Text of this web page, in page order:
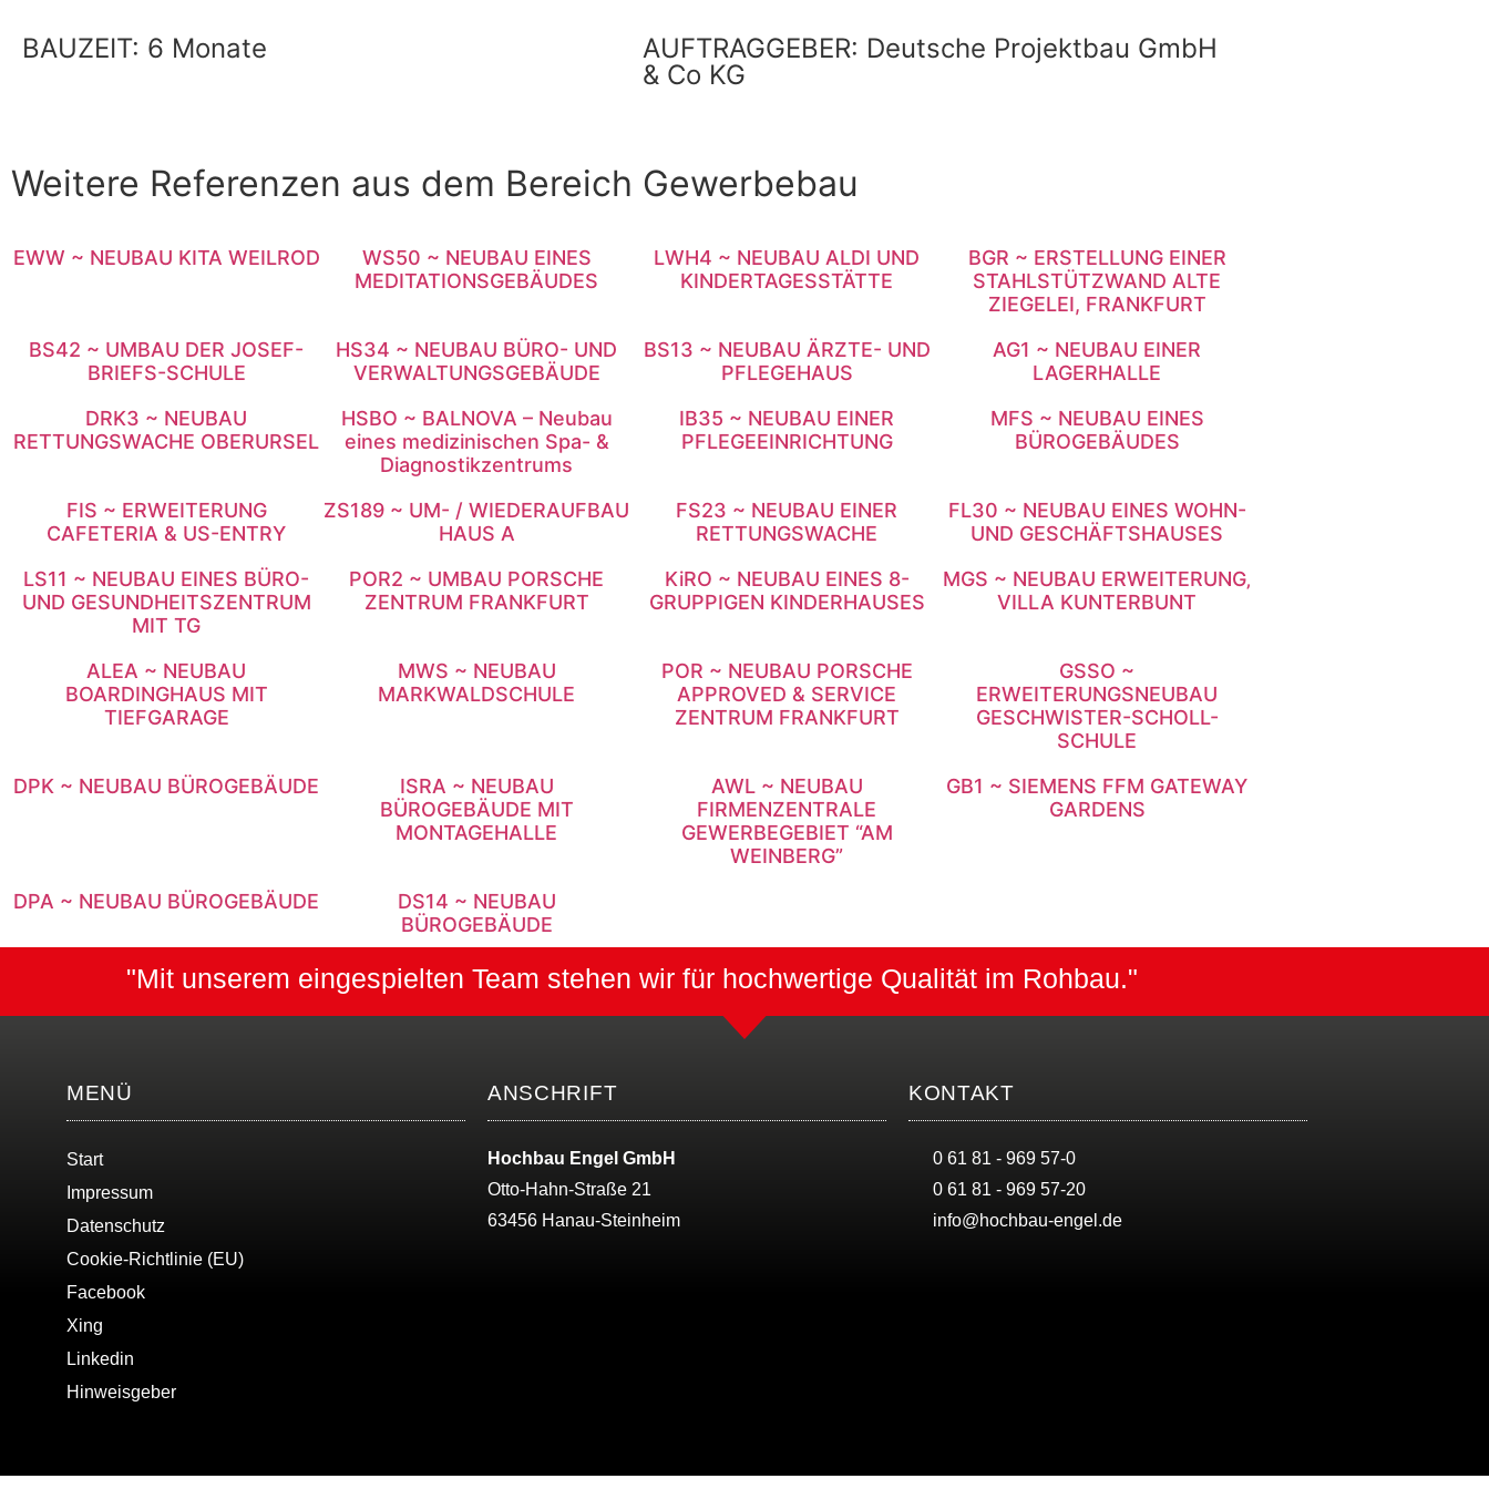
BAUZEIT: 6 Monate
AUFTRAGGEBER: Deutsche Projektbau GmbH
& Co KG
Weitere Referenzen aus dem Bereich Gewerbebau
EWW ~ NEUBAU KITA WEILROD
WS50 ~ NEUBAU EINES
MEDITATIONSGEBÄUDES
LWH4 ~ NEUBAU ALDI UND
KINDERTAGESSTÄTTE
BGR ~ ERSTELLUNG EINER
STAHLSTÜTZWAND ALTE
ZIEGELEI, FRANKFURT
BS42 ~ UMBAU DER JOSEF-
BRIEFS-SCHULE
HS34 ~ NEUBAU BÜRO- UND
VERWALTUNGSGEBÄUDE
BS13 ~ NEUBAU ÄRZTE- UND
PFLEGEHAUS
AG1 ~ NEUBAU EINER
LAGERHALLE
DRK3 ~ NEUBAU
RETTUNGSWACHE OBERURSEL
HSBO ~ BALNOVA – Neubau
eines medizinischen Spa- &
Diagnostikzentrums
IB35 ~ NEUBAU EINER
PFLEGEEINRICHTUNG
MFS ~ NEUBAU EINES
BÜROGEBÄUDES
FIS ~ ERWEITERUNG
CAFETERIA & US-ENTRY
ZS189 ~ UM- / WIEDERAUFBAU
HAUS A
FS23 ~ NEUBAU EINER
RETTUNGSWACHE
FL30 ~ NEUBAU EINES WOHN-
UND GESCHÄFTSHAUSES
LS11 ~ NEUBAU EINES BÜRO-
UND GESUNDHEITSZENTRUM
MIT TG
POR2 ~ UMBAU PORSCHE
ZENTRUM FRANKFURT
KiRO ~ NEUBAU EINES 8-
GRUPPIGEN KINDERHAUSES
MGS ~ NEUBAU ERWEITERUNG‚
VILLA KUNTERBUNT
ALEA ~ NEUBAU
BOARDINGHAUS MIT
TIEFGARAGE
MWS ~ NEUBAU
MARKWALDSCHULE
POR ~ NEUBAU PORSCHE
APPROVED & SERVICE
ZENTRUM FRANKFURT
GSSO ~
ERWEITERUNGSNEUBAU
GESCHWISTER-SCHOLL-
SCHULE
DPK ~ NEUBAU BÜROGEBÄUDE
ISRA ~ NEUBAU
BÜROGEBÄUDE MIT
MONTAGEHALLE
AWL ~ NEUBAU
FIRMENZENTRALE
GEWERBEGEBIET “AM
WEINBERG”
GB1 ~ SIEMENS FFM GATEWAY
GARDENS
DPA ~ NEUBAU BÜROGEBÄUDE
DS14 ~ NEUBAU
BÜROGEBÄUDE
"Mit unserem eingespielten Team stehen wir für hochwertige Qualität im Rohbau."
MENÜ
Start
Impressum
Datenschutz
Cookie-Richtlinie (EU)
Facebook
Xing
Linkedin
Hinweisgeber
ANSCHRIFT
Hochbau Engel GmbH
Otto-Hahn-Straße 21
63456 Hanau-Steinheim
KONTAKT
0 61 81 - 969 57-0
0 61 81 - 969 57-20
info@hochbau-engel.de